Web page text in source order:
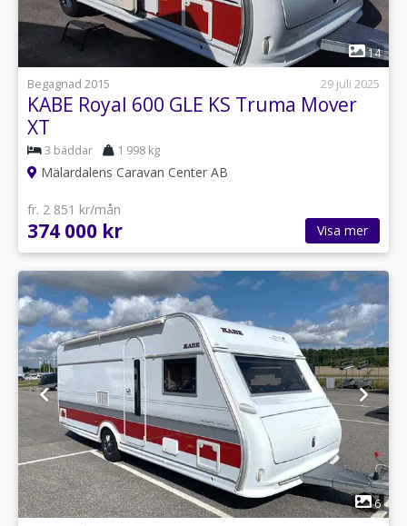
1
14
Begagnad 2015
29 juli 2025
KABE Royal 600 GLE KS Truma Mover
XT
3 bäddar 1 998 kg
Mälardalens Caravan Center AB
fr. 2 851 kr/mån
374 000 kr Visa mer
1
6